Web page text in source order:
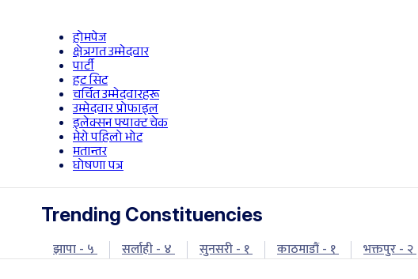
होमपेज
क्षेत्रगत उम्मेदवार
पार्टी
हट सिट
चर्चित उम्मेदवारहरू
उम्मेदवार प्रोफाइल
इलेक्सन फ्याक्ट चेक
मेरो पहिलो भोट
मतान्तर
घोषणा पत्र
Trending Constituencies
झापा - ५ सर्लाही - ४ सुनसरी - १ काठमाडौं - १ भक्तपुर - २